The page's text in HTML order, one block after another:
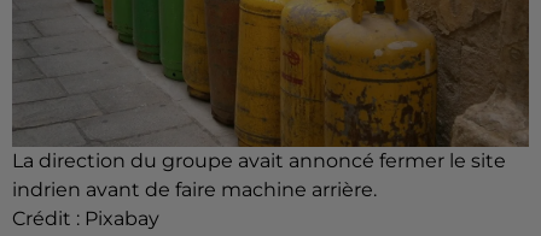
La direction du groupe avait annoncé fermer le site
indrien avant de faire machine arrière.
Crédit : Pixabay